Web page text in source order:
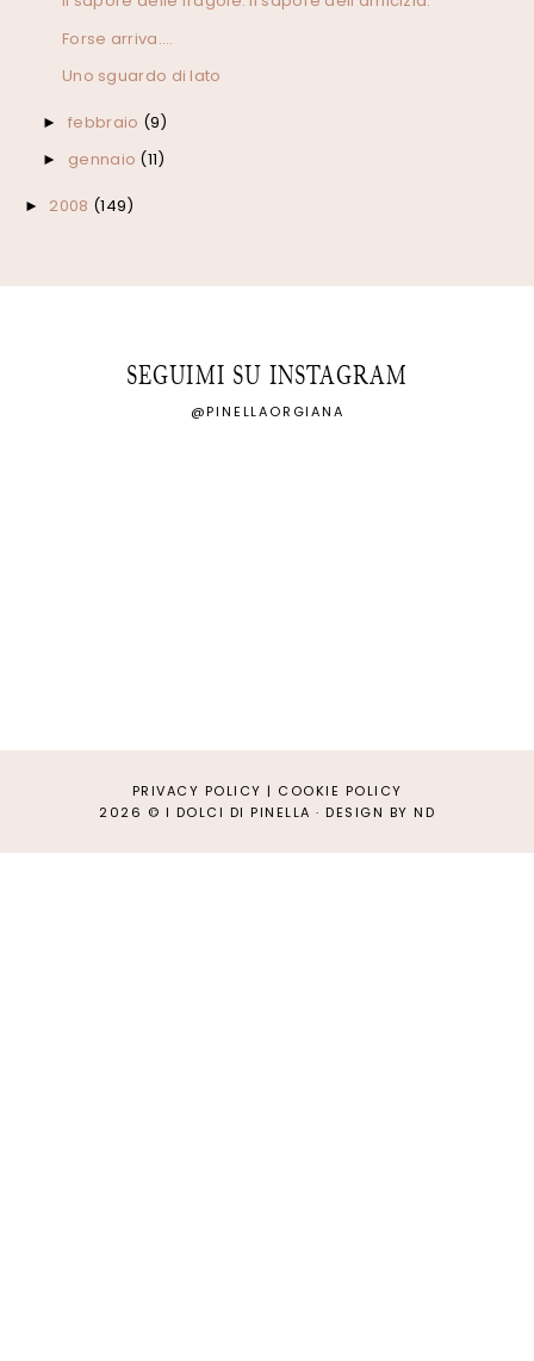
Forse arriva....
Uno sguardo di lato
► febbraio (9)
► gennaio (11)
► 2008 (149)
SEGUIMI SU INSTAGRAM
@PINELLAORGIANA
PRIVACY POLICY | COOKIE POLICY
2026 © I DOLCI DI PINELLA · DESIGN BY ND